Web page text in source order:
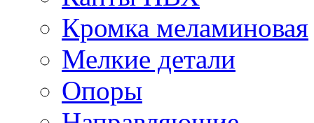
Кромка меламиновая
Мелкие детали
Опоры